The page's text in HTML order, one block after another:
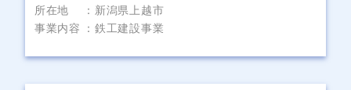
所在地
新潟県上越市
事業内容
鉄工建設事業